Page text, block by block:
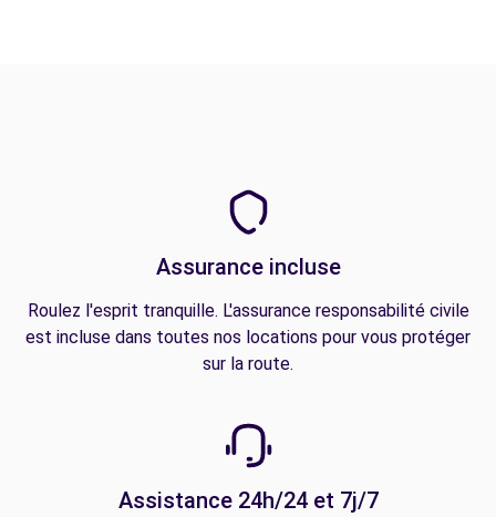
Assurance incluse
Roulez l'esprit tranquille. L'assurance responsabilité civile
est incluse dans toutes nos locations pour vous protéger
sur la route.
Assistance 24h/24 et 7j/7